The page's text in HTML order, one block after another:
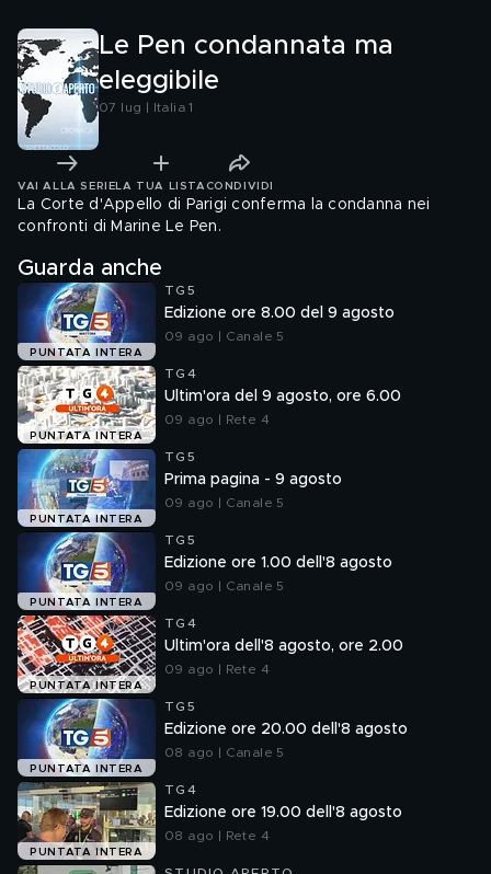
Le Pen condannata ma
eleggibile
07 lug | Italia 1
VAI ALLA SERIE LA TUA LISTA CONDIVIDI
La Corte d'Appello di Parigi conferma la condanna nei
confronti di Marine Le Pen.
Guarda anche
PUNTATA INTERA
TG5
Edizione ore 8.00 del 9 agosto
09 ago | Canale 5
PUNTATA INTERA
TG4
Ultim'ora del 9 agosto, ore 6.00
09 ago | Rete 4
PUNTATA INTERA
TG5
Prima pagina - 9 agosto
09 ago | Canale 5
PUNTATA INTERA
TG5
Edizione ore 1.00 dell'8 agosto
09 ago | Canale 5
PUNTATA INTERA
TG4
Ultim'ora dell'8 agosto, ore 2.00
09 ago | Rete 4
PUNTATA INTERA
TG5
Edizione ore 20.00 dell'8 agosto
08 ago | Canale 5
PUNTATA INTERA
TG4
Edizione ore 19.00 dell'8 agosto
08 ago | Rete 4